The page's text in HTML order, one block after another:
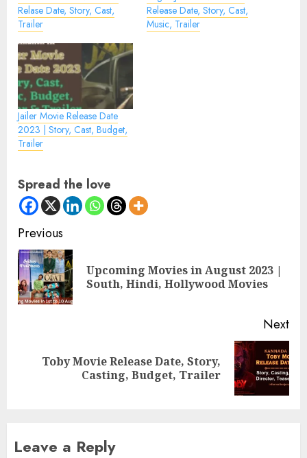
Relase Date, Story, Cast,
Trailer
Release Date, Story, Cast,
Music, Trailer
Jailer Movie Release Date
2023 | Story, Cast, Budget,
Trailer
Spread the love
Continue
Reading
Previous
Upcoming Movies in August 2023 |
South, Hindi, Hollywood Movies
Next
NextToby Movie Release Date, Story,
Casting, Budget, Trailer
Leave a Reply